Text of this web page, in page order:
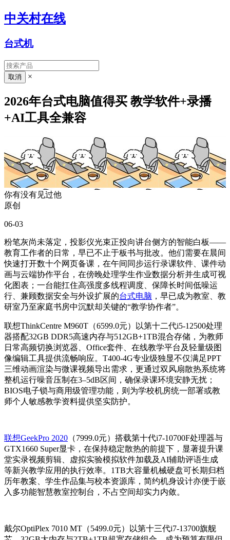
中关村在线
台式机
×
2026年台式电脑值得买 教学软件+录播
+AI工具全兼容
你有没有见过他
原创
06-03
粉笔灰尚未落定，投影仪光束正投向讲台侧方的智能白板——
教育工作者的日常，早已不止于板书与批改。他们需要在晨间
快速打开数十个网页备课，在午间同步运行录课软件、课件动
画与云端协作平台，在傍晚处理学生作业数据分析并生成可视
化图表；一台能扛住高强度多线程调度、保障长时间低噪运
行、兼顾数据安全与外设扩展的台式电脑 ，早已成为教室、教
研室乃至家庭书房中沉默却关键的“教学协作者”。
联想ThinkCentre M960T（6599.0元）以第十二代i5-12500处理
器搭配32GB DDR5高速内存与512GB+1TB混合存储，为教师
日常高频切换浏览器、Office套件、在线教学平台及轻量级图
像编辑工具提供流畅响应。T400-4G专业级独显不仅满足PPT
三维动画渲染与微课视频导出需求，更通过双风扇散热系统将
整机运行噪音压制在3–5dB区间，确保录课环境安静无扰；
BIOS电子锁与商用级管理功能，则为学校机房统一部署或教
师个人敏感教学资料提供坚实防护。
联想GeekPro 2020 （7999.0元）搭载第十代i7-10700F处理器与
GTX1660 Super显卡，在保持稳定散热的前提下，显著提升课
堂实录视频剪辑、虚拟实验模拟软件加载及AI辅助评语生成
等新兴教学应用的执行效率。1TB大容量机械硬盘可长期归档
历年教案、学生作品集与校本资源库，简约机身设计亦便于嵌
入多功能智慧教室控制台，不占空间却实力内敛。
戴尔OptiPlex 7010 MT（5499.0元）以第十三代i7-13700旗舰